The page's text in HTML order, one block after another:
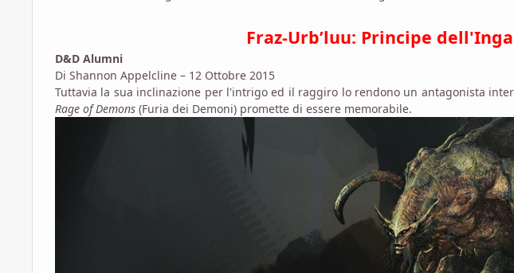
Fraz-Urb’luu: Principe
D&D Alumni
Di Shannon Appelcline – 12 Ottobre 2015
Tuttavia la sua inclinazione per l'intrigo ed il raggiro lo rendono un antagonista
Rage of Demons (Furia dei Demoni) promette di essere memorabile.